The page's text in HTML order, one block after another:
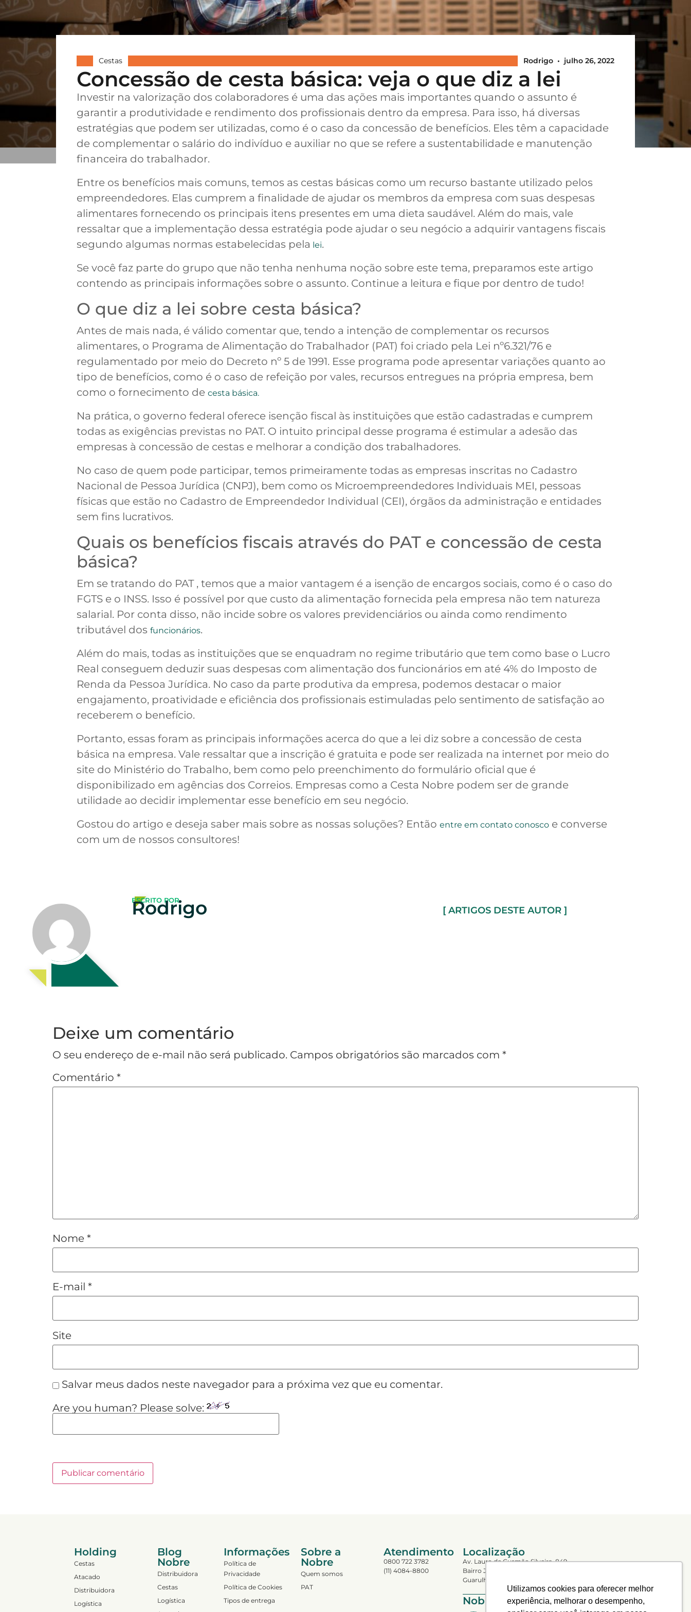
Utilizamos cookies para oferecer melhor
experiência, melhorar o desempenho,
Cestas Rodrigo • julho 26, 2022
Concessão de cesta básica: veja o que diz a lei
Investir na valorização dos colaboradores é uma das ações mais importantes quando o assunto é
garantir a produtividade e rendimento dos profissionais dentro da empresa. Para isso, há diversas
estratégias que podem ser utilizadas, como é o caso da concessão de benefícios. Eles têm a capacidade
de complementar o salário do indivíduo e auxiliar no que se refere a sustentabilidade e manutenção
financeira do trabalhador.
Entre os benefícios mais comuns, temos as cestas básicas como um recurso bastante utilizado pelos
empreendedores. Elas cumprem a finalidade de ajudar os membros da empresa com suas despesas
alimentares fornecendo os principais itens presentes em uma dieta saudável. Além do mais, vale
ressaltar que a implementação dessa estratégia pode ajudar o seu negócio a adquirir vantagens fiscais
segundo algumas normas estabelecidas pela lei.
Se você faz parte do grupo que não tenha nenhuma noção sobre este tema, preparamos este artigo
contendo as principais informações sobre o assunto. Continue a leitura e fique por dentro de tudo!
O que diz a lei sobre cesta básica?
Antes de mais nada, é válido comentar que, tendo a intenção de complementar os recursos
alimentares, o Programa de Alimentação do Trabalhador (PAT) foi criado pela Lei nº6.321/76 e
regulamentado por meio do Decreto nº 5 de 1991. Esse programa pode apresentar variações quanto ao
tipo de benefícios, como é o caso de refeição por vales, recursos entregues na própria empresa, bem
como o fornecimento decesta básica.
Na prática, o governo federal oferece isenção fiscal às instituições que estão cadastradas e cumprem
todas as exigências previstas no PAT. O intuito principal desse programa é estimular a adesão das
empresas à concessão de cestas e melhorar a condição dos trabalhadores.
No caso de quem pode participar, temos primeiramente todas as empresas inscritas no Cadastro
Nacional de Pessoa Jurídica (CNPJ), bem como os Microempreendedores Individuais MEI, pessoas
físicas que estão no Cadastro de Empreendedor Individual (CEI), órgãos da administração e entidades
sem fins lucrativos.
Quais os benefícios fiscais através do PAT e concessão de cesta
básica?
Em se tratando do PAT , temos que a maior vantagem é a isenção de encargos sociais, como é o caso do
FGTS e o INSS. Isso é possível por que custo da alimentação fornecida pela empresa não tem natureza
salarial. Por conta disso, não incide sobre os valores previdenciários ou ainda como rendimento
tributável dosfuncionários.
Além do mais, todas as instituições que se enquadram no regime tributário que tem como base o Lucro
Real conseguem deduzir suas despesas com alimentação dos funcionários em até 4% do Imposto de
Renda da Pessoa Jurídica. No caso da parte produtiva da empresa, podemos destacar o maior
engajamento, proatividade e eficiência dos profissionais estimuladas pelo sentimento de satisfação ao
receberem o benefício.
Portanto, essas foram as principais informações acerca do que a lei diz sobre a concessão de cesta
básica na empresa. Vale ressaltar que a inscrição é gratuita e pode ser realizada na internet por meio do
site do Ministério do Trabalho, bem como pelo preenchimento do formulário oficial que é
disponibilizado em agências dos Correios. Empresas como a Cesta Nobre podem ser de grande
utilidade ao decidir implementar esse benefício em seu negócio.
Gostou do artigo e deseja saber mais sobre as nossas soluções? Entãoentre em contato conosco e converse
com um de nossos consultores!
ESCRITO POR
Rodrigo [ ARTIGOS DESTE AUTOR ]
Deixe um comentário
O seu endereço de e-mail não será publicado. Campos obrigatórios são marcados com *
Comentário *
Nome *
E-mail *
Site
Salvar meus dados neste navegador para a próxima vez que eu comentar.
Are you human? Please solve:
Holding
Cestas
Atacado
Distribuidora
Logística
Blog
Nobre
Distribuidora
Cestas
Logística
Informações
Política de
Privacidade
Política de Cookies
Tipos de entrega
Sobre a
Nobre
Quem somos
PAT
Atendimento
0800 722 3782
(11) 4084-8800
Localização
Av. Lauro de Gusmão Silveira, 849
Bairro Jardim São Geraldo,
Guarulhos/SP – CEP: 07140-010
Nobre nas sociais